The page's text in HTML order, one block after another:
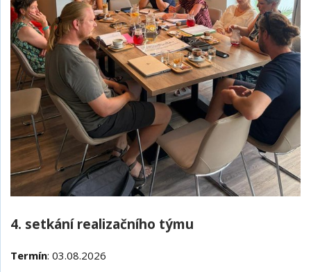
4. setkání realizačního týmu
Termín: 03.08.2026